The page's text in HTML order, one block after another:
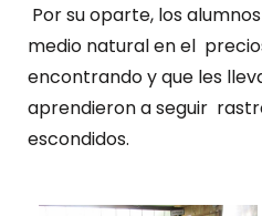
Por su oparte, los
medio natural en el
encontrando y que les
aprendieron a seguir
escondidos.